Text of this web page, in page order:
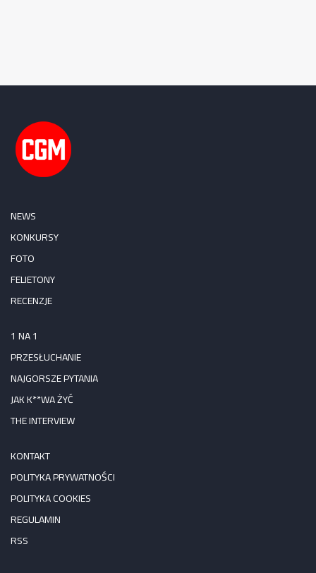
NEWS
KONKURSY
FOTO
FELIETONY
RECENZJE
1 NA 1
PRZESŁUCHANIE
NAJGORSZE PYTANIA
JAK K**WA ŻYĆ
THE INTERVIEW
KONTAKT
POLITYKA PRYWATNOŚCI
POLITYKA COOKIES
REGULAMIN
RSS